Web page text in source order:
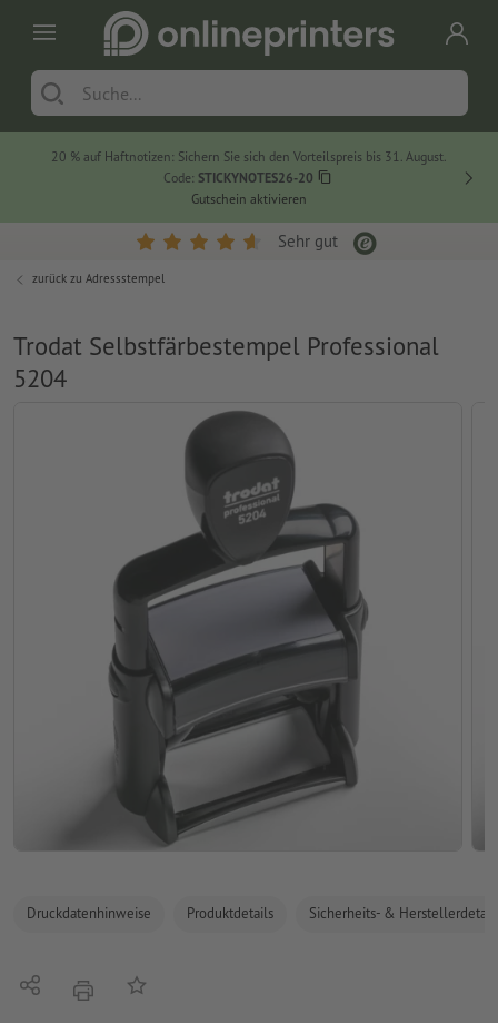
20 % auf Haftnotizen: Sichern Sie sich den Vorteilspreis bis 31. August.
Code: STICKYNOTES26-20
Gutschein aktivieren
Sehr gut
zurück zu Adressstempel
Trodat Selbstfärbestempel Professional
5204
Druckdatenhinweise Produktdetails Sicherheits- &
Teilen DruckenAuf die Merkliste